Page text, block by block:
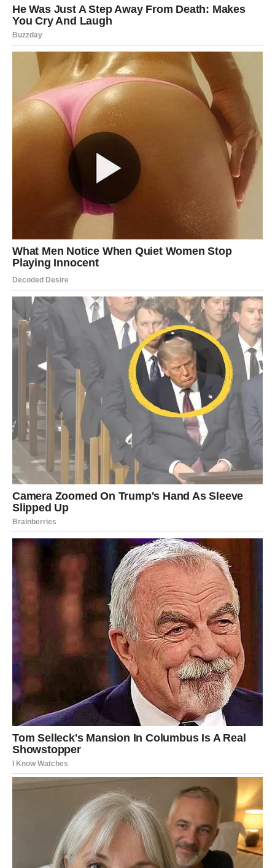
⋆ KNJIGA SA RECEPTIMA ⋆
Upiši svoj email i preuzmi BESPLATNU
knjigu s receptima! Uživaj u jednostavnim
i ukusnim jelima koja će osvojiti tvoje
najdraže.
Jednim klikom preuzmi knjigu s najboljim
receptima!